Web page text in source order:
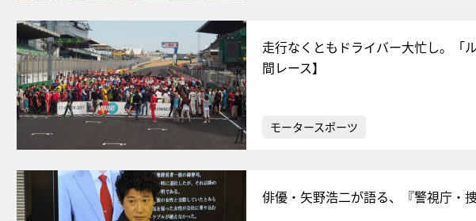
走行なくともドライバー大忙し。「
間レース】
モータースポーツ
俳優・矢野浩二が語る、『警視庁・